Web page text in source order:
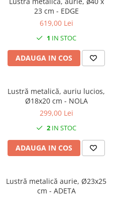
Scaune
Covoare dining
Mese HORECA
Scaune de bar / insula
Scaune exterior
Comode hol
Oglinzi hol
Console hol
Ceasuri
Accesorii decorative
23 cm - EDGE
619,00 Lei
1 IN STOC
ADAUGA IN COS
Lustră metalică, auriu lucios,
Ø18x20 cm - NOLA
299,00 Lei
2 IN STOC
ADAUGA IN COS
Lustră metalică aurie, Ø23x25
cm - ADETA